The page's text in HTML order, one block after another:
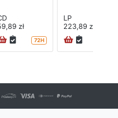
zł
72H
LP
223,89 zł